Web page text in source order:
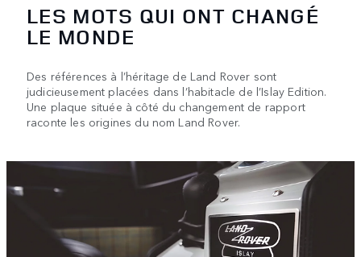
LES MOTS QUI ONT CHANGÉ
LE MONDE
Des références à l’héritage de Land Rover sont
judicieusement placées dans l’habitacle de l’Islay Edition.
Une plaque située à côté du changement de rapport
raconte les origines du nom Land Rover.